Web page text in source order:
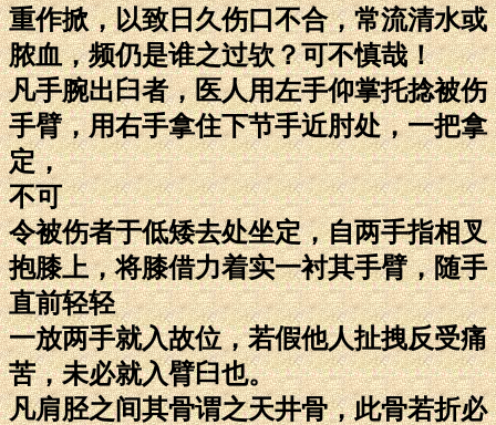
重作掀，以致日久伤口不合，常流清水或
脓血，频仍是谁之过欤？可不慎哉！
凡手腕出臼者，医人用左手仰掌托捻被伤
手臂，用右手拿住下节手近肘处，一把拿
定，
不可
令被伤者于低矮去处坐定，自两手指相叉
抱膝上，将膝借力着实一衬其手臂，随手
直前轻轻
一放两手就入故位，若假他人扯拽反受痛
苦，未必就入臂臼也。
凡肩胫之间其骨谓之天井骨，此骨若折必